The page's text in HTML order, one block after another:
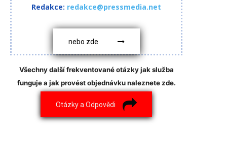
Redakce: redakce@pressmedia.net
nebo zde
Všechny další frekventované otázky jak služba
funguje a jak provést objednávku naleznete zde.
Otázky a Odpovědi